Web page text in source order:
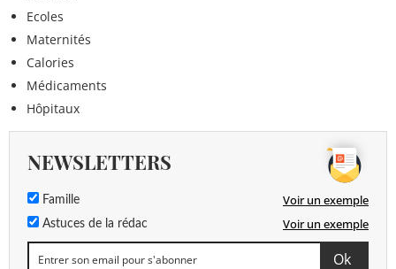
Ecoles
Maternités
Calories
Médicaments
Hôpitaux
NEWSLETTERS
Famille Voir un exemple
Astuces de la rédac Voir un exemple